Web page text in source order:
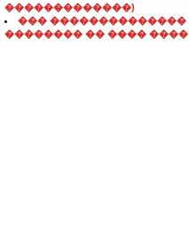
�������������)
��� ��������������
�������� �� ���� ����